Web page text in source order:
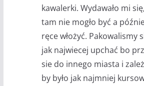
kawalerki. Wydawało mi
tam nie mogło być a
ręce włożyć. Pakowalismy
jak najwiecej upchać bo
sie do innego miasta i
by było jak najmniej